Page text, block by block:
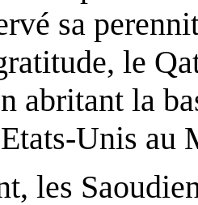
sa
le
abritant la
Unis au
les